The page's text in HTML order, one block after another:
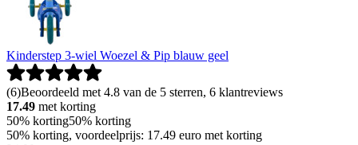
Kinderstep 3-wiel Woezel & Pip blauw geel
(6)Beoordeeld met 4.8 van de 5 sterren, 6 klantreviews
17.49 met korting
50% korting50% korting
50% korting, voordeelprijs: 17.49 euro met korting